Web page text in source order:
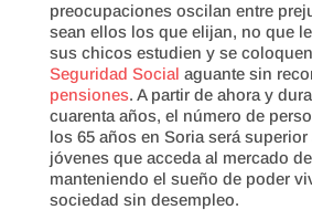
preocupaciones oscilan entre
sean ellos los que elijan, no que
sus chicos estudien y se
Seguridad Social aguante sin
pensiones. A partir de ahora y
cuarenta años, el número de
los 65 años en Soria será
jóvenes que acceda al mercado
manteniendo el sueño de poder
sociedad sin desempleo.